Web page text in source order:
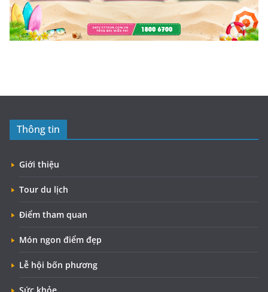
Thông tin
Giới thiệu
Tour du lịch
Điểm tham quan
Món ngon điểm đẹp
Lễ hội bốn phương
Sức khỏe